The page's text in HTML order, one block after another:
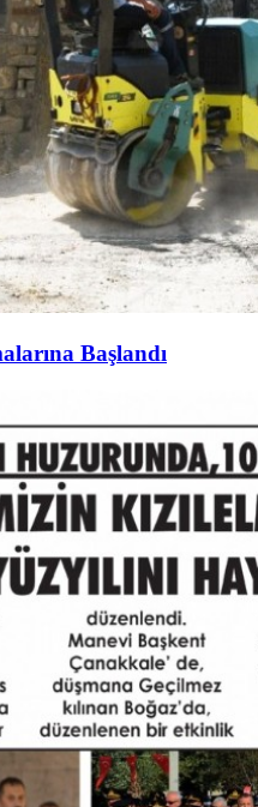
Başlandı